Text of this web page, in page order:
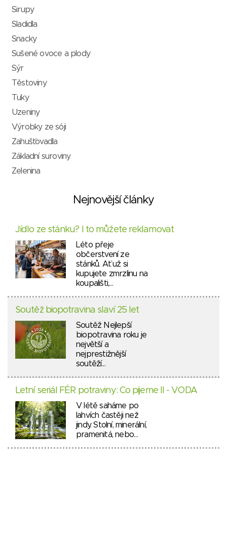
Sirupy
Sladidla
Snacky
Sušené ovoce a plody
Sýr
Těstoviny
Tuky
Uzeniny
Výrobky ze sóji
Zahušťovadla
Základní suroviny
Zelenina
Nejnovější články
Jídlo ze stánku? I to můžete reklamovat
Léto přeje
občerstvení ze
stánků. Ať už si
kupujete zmrzlinu na
koupališti,…
Soutěž biopotravina slaví 25 let
Soutěž Nejlepší
biopotravina roku je
největší a
nejprestižnější
soutěží…
Letní seriál FÉR potraviny: Co pijeme II - VODA
V létě saháme po
lahvích častěji než
jindy. Stolní, minerální,
pramenitá, nebo…